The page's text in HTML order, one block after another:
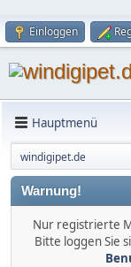
Einloggen
Hauptmenü
windigipet.de
Warnung!
Nur registrierte
Bitte loggen Sie